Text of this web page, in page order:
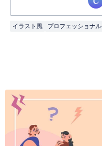
イラスト風 プロフェッショナル